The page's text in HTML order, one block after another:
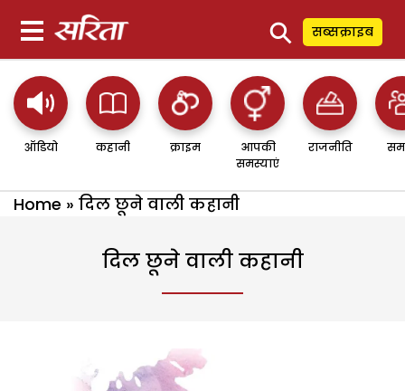
⚲ सब्सक्राइब
ऑडियो कहानी क्राइम
आपकी
समस्याएं
राजनीति
Home » दिल छूने वाली कहानी
दिल छूने वाली कहानी